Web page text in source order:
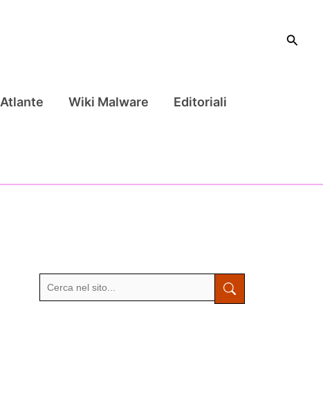
Cerca
Atlante Wiki Malware Editoriali